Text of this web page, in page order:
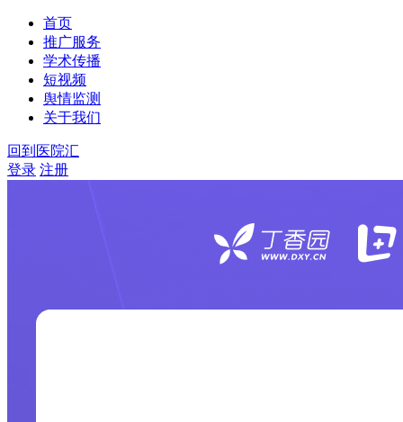
首页
推广服务
学术传播
短视频
舆情监测
关于我们
回到医院汇
登录 注册